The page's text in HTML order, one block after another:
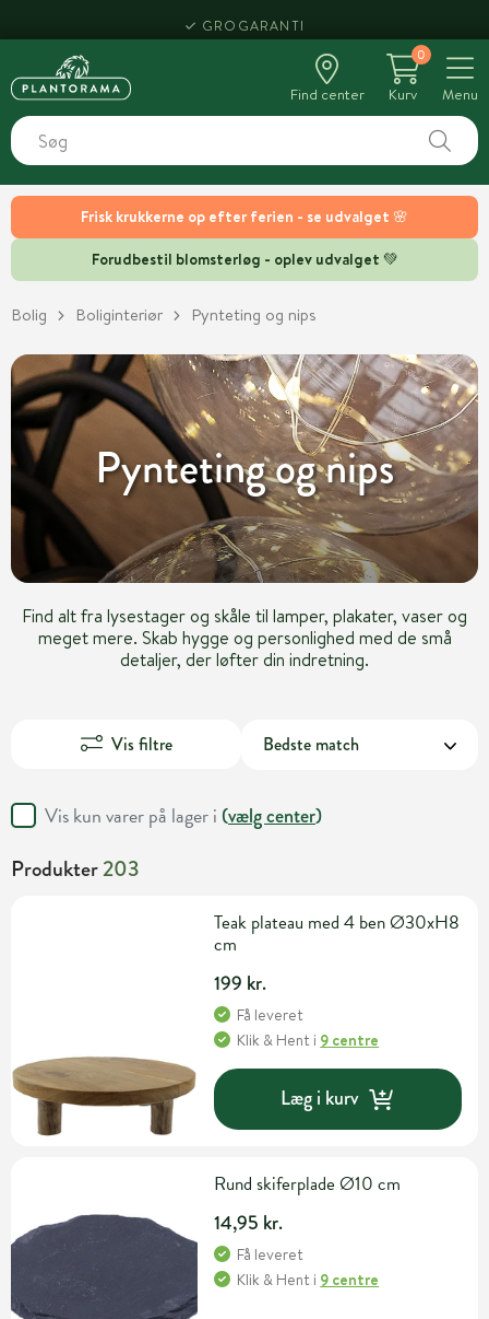
Frisk krukkerne op efter ferien - se udvalget 🌸
Forudbestil blomsterløg - oplev udvalget 💚
HENT SAMME DAG
Find center
0
Kurv
Menu
Bolig Boliginteriør Pynteting og nips
Pynteting og nips
Find alt fra lysestager og skåle til lamper, plakater, vaser og
meget mere. Skab hygge og personlighed med de små
detaljer, der løfter din indretning.
Vis filtre
Vis kun varer på lager i (vælg center)
Produkter203
Teak plateau med 4 ben Ø30xH8
cm
199 kr.
Få leveret
Klik & Hent i 9 centre
Læg i kurv
Rund skiferplade Ø10 cm
14,95 kr.
Få leveret
Klik & Hent i 9 centre